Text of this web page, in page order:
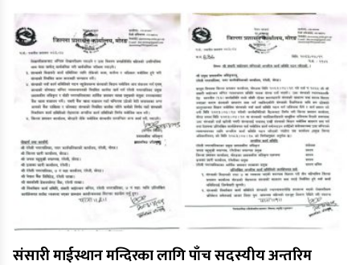
संसारी माईस्थान मन्दिरका लागि पाँच सदस्यीय अन्तरिम